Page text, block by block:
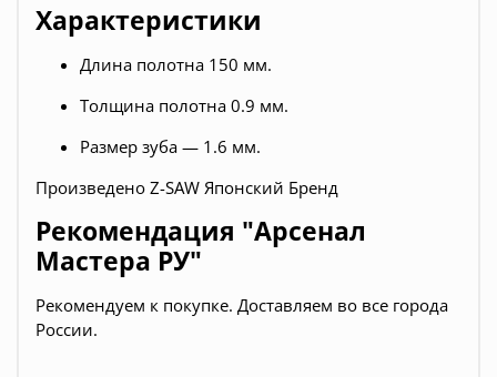
Характеристики
Длина полотна 150 мм.
Толщина полотна 0.9 мм.
Размер зуба — 1.6 мм.
Произведено Z-SAW Японский Бренд
Рекомендация "Арсенал
Мастера РУ"
Рекомендуем к покупке. Доставляем во все города
России.